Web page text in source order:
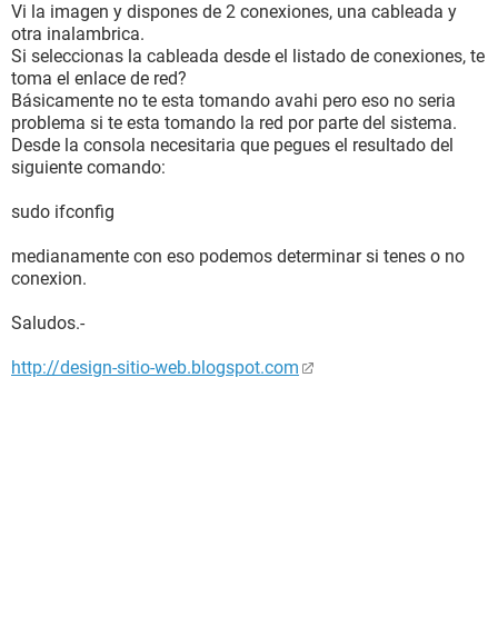
Vi la imagen y dispones de 2 conexiones, una cableada y
otra inalambrica.
Si seleccionas la cableada desde el listado de conexiones, te
toma el enlace de red?
Básicamente no te esta tomando avahi pero eso no seria
problema si te esta tomando la red por parte del sistema.
Desde la consola necesitaria que pegues el resultado del
siguiente comando:
sudo ifconfig
medianamente con eso podemos determinar si tenes o no
conexion.
Saludos.-
http://design-sitio-web.blogspot.com